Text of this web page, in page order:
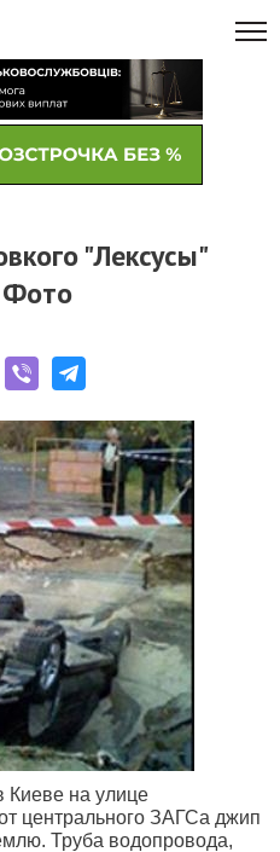
"Лексусы"
Фото
Киеве на улице
центрального ЗАГСа джип
Труба водопровода,